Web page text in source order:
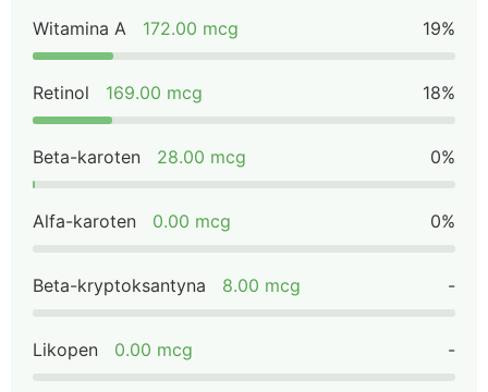
Witamina A 172.00 mcg 19%
Retinol 169.00 mcg 18%
Beta-karoten 28.00 mcg 0%
Alfa-karoten 0.00 mcg 0%
Beta-kryptoksantyna 8.00 mcg -
Likopen 0.00 mcg -